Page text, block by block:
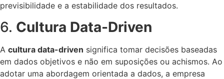
previsibilidade e a estabilidade dos resultados.
6. Cultura Data-Driven
A cultura data-driven significa tomar decisões baseadas
em dados objetivos e não em suposições ou achismos. Ao
adotar uma abordagem orientada a dados, a empresa